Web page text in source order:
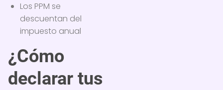
Los PPM se
descuentan del
impuesto anual
¿Cómo
declarar tus